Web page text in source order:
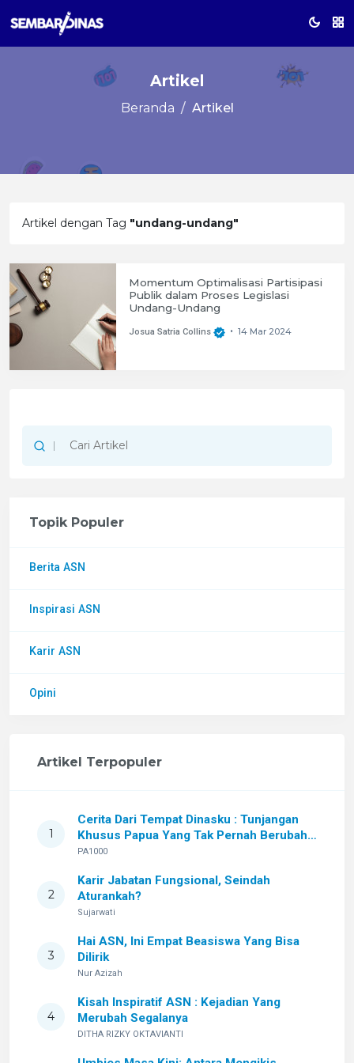
Artikel
Beranda Artikel
Artikel dengan Tag "undang-undang"
Momentum Optimalisasi Partisipasi
Publik dalam Proses Legislasi
Undang-Undang
Josua Satria Collins • 14 Mar 2024
Topik Populer
Berita ASN
Inspirasi ASN
Karir ASN
Opini
Artikel Terpopuler
1
Cerita Dari Tempat Dinasku : Tunjangan
Khusus Papua Yang Tak Pernah Berubah
Setelah Sekian Lama
PA1000
2
Karir Jabatan Fungsional, Seindah
Aturankah?
Sujarwati
3
Hai ASN, Ini Empat Beasiswa Yang Bisa
Dilirik
Nur Azizah
4
Kisah Inspiratif ASN : Kejadian Yang
Merubah Segalanya
DITHA RIZKY OKTAVIANTI